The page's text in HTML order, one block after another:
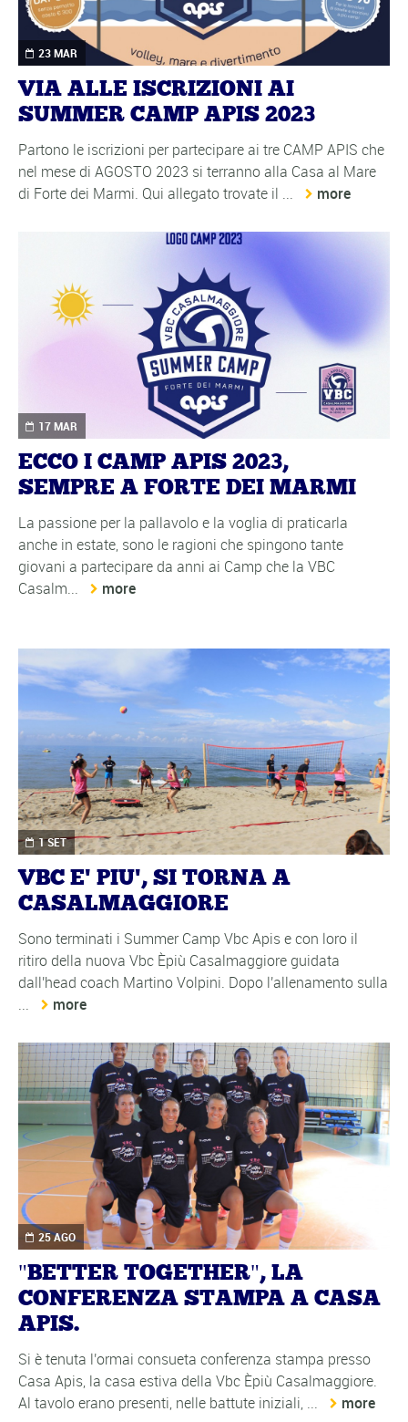
23 MAR
VIA ALLE ISCRIZIONI AI
SUMMER CAMP APIS 2023
Partono le iscrizioni per partecipare ai tre CAMP APIS che
nel mese di AGOSTO 2023 si terranno alla Casa al Mare
di Forte dei Marmi. Qui allegato trovate il ...
more
17 MAR
ECCO I CAMP APIS 2023,
SEMPRE A FORTE DEI MARMI
La passione per la pallavolo e la voglia di praticarla
anche in estate, sono le ragioni che spingono tante
giovani a partecipare da anni ai Camp che la VBC
Casalm...
more
1 SET
VBC E' PIU', SI TORNA A
CASALMAGGIORE
Sono terminati i Summer Camp Vbc Apis e con loro il
ritiro della nuova Vbc Èpiù Casalmaggiore guidata
dall'head coach Martino Volpini. Dopo l'allenamento sulla
...
more
25 AGO
"BETTER TOGETHER", LA
CONFERENZA STAMPA A CASA
APIS.
Si è tenuta l'ormai consueta conferenza stampa presso
Casa Apis, la casa estiva della Vbc Èpiù Casalmaggiore.
Al tavolo erano presenti, nelle battute iniziali, ...
more